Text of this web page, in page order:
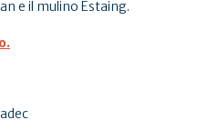
e il mulino Estaing.